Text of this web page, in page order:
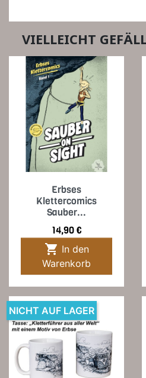
VIELLEICHT
Erbses
Klettercomics
Sauber...
Preis
14,90 €

Warenkorb
NICHT AUF LAGER